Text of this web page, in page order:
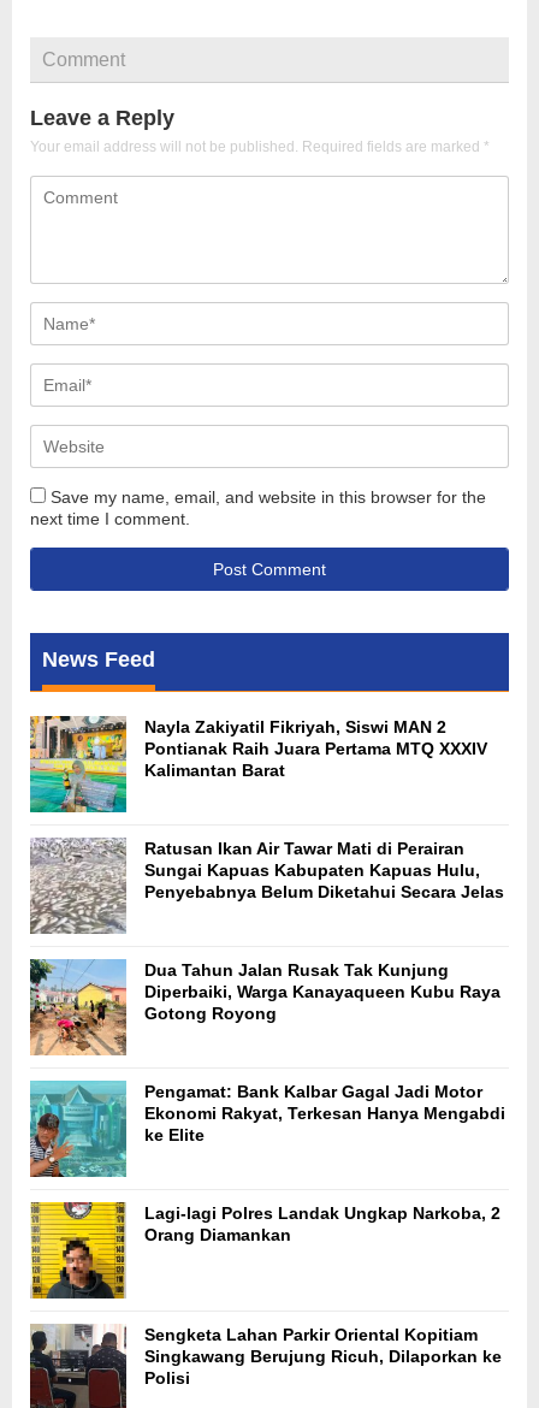
Comment
Leave a Reply
Your email address will not be published. Required fields are marked *
Save my name, email, and website in this browser for the
next time I comment.
News Feed
Nayla Zakiyatil Fikriyah, Siswi MAN 2
Pontianak Raih Juara Pertama MTQ XXXIV
Kalimantan Barat
Ratusan Ikan Air Tawar Mati di Perairan
Sungai Kapuas Kabupaten Kapuas Hulu,
Penyebabnya Belum Diketahui Secara Jelas
Dua Tahun Jalan Rusak Tak Kunjung
Diperbaiki, Warga Kanayaqueen Kubu Raya
Gotong Royong
Pengamat: Bank Kalbar Gagal Jadi Motor
Ekonomi Rakyat, Terkesan Hanya Mengabdi
ke Elite
Lagi-lagi Polres Landak Ungkap Narkoba, 2
Orang Diamankan
Sengketa Lahan Parkir Oriental Kopitiam
Singkawang Berujung Ricuh, Dilaporkan ke
Polisi